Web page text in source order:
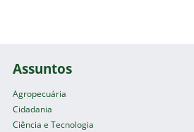
Assuntos
Agropecuária
Cidadania
Ciência e Tecnologia